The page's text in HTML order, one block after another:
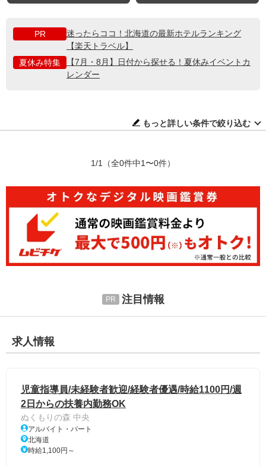
PR
迷ったらココ！北海道の最新ホテルランキング
【楽天トラベル】
夏休み特集
【7月・8月】日付から探せる！夏休みイベントカ
レンダー
もっと詳しい条件で絞り込む
1/1 （全0件中1〜0件）
注目情報
求人情報
児童指導員/未経験者歓迎/経験者優遇/時給1100円/週
2日からの扶養内勤務OK
ぬくもりの森 中央
アルバイト・パート
北海道
時給1,100円～